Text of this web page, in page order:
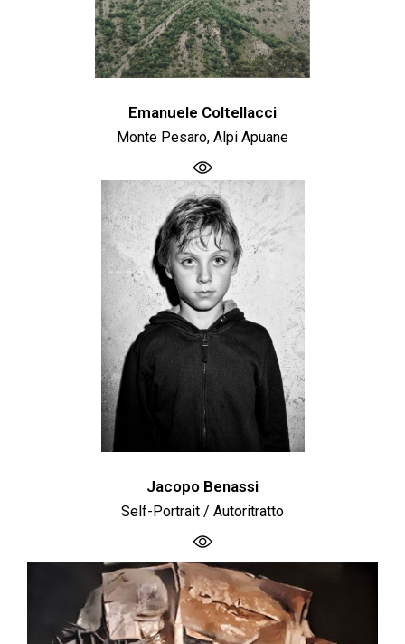
Emanuele Coltellacci
Monte Pesaro, Alpi Apuane
Jacopo Benassi
Self-Portrait / Autoritratto